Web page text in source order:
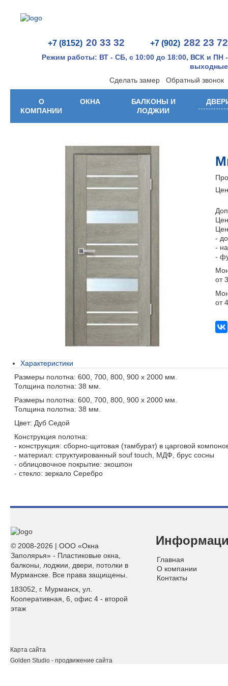
+7 (8152) 20 33 32 +7 (902) 282 23 72
Режим работы: ВТ - СБ, с 10:00 до 18:00, ВСК и ПН -
выходные
Сделать замер
Обратный звонок
О
КОМПАНИИ
ОКНА
БАЛКОНЫ И
ЛОДЖИИ
-
-
-
от
от
Характеристики
Размеры полотна: 600, 700, 800, 900 х 2000 мм.
Толщина полотна: 38 мм.
Размеры полотна: 600, 700, 800, 900 х 2000 мм.
Толщина полотна: 38 мм.
Цвет: Дуб Седой
Конструкция полотна:
- конструкция: сборно-щитовая (тамбурат) в царговой
- материал: структуированный souf touch, МДФ, брус сосны
- облицовочное покрытие: экошпон
- стекло: зеркало Серебро
© 2008-2026 | ООО «Окна
Заполярья» - Пластиковые окна,
балконы, лоджии, двери, потолки в
Мурманске. Все права защищены.
183052, г. Мурманск, ул.
Кооперативная, 6, офис 4 - второй
этаж
Главная
О компании
Контакты
Карта сайта
Golden Studio - продвижение сайта